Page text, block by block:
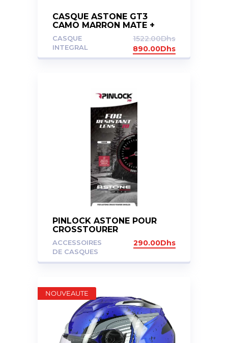
CASQUE ASTONE GT3
CAMO MARRON MATE +
VISIERE OFFERT (FUMMEE ,
GRIS OU JAUNE)
CASQUE
INTEGRAL
1522.00Dhs
890.00Dhs
PINLOCK ASTONE POUR
CROSSTOURER
TRANSPARENT
ACCESSOIRES
DE CASQUES
290.00Dhs
NOUVEAUTE